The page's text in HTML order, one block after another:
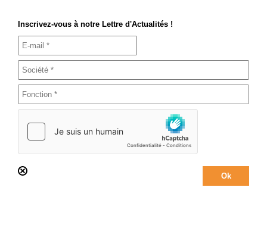
Inscrivez-vous à notre Lettre d'Actualités !